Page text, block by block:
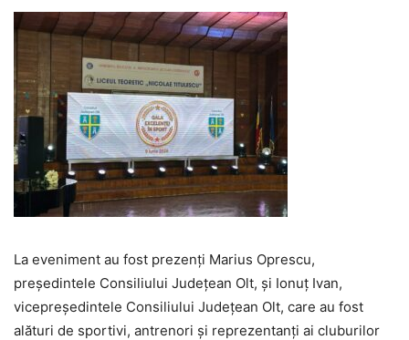
La eveniment au fost prezenți Marius Oprescu,
președintele Consiliului Județean Olt, și Ionuț Ivan,
vicepreședintele Consiliului Județean Olt, care au fost
alături de sportivi, antrenori și reprezentanți ai cluburilor